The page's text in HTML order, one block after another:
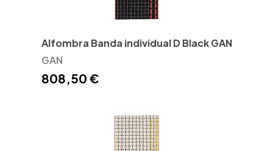
Alfombra Banda individual D Black GAN
GAN
808,50 €